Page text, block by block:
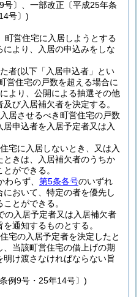
号〕、一部改正〔平成25年条
号〕)
町営住宅に入居しようとする
より、入居の申込みをしな
者(以下「入居申込者」とい
営住宅の戸数を超える場合に
より、公開による抽選その他
び入居補欠者を決定する。
居させるべき町営住宅の戸数
申込者を入居予定者又は入
宅に入居しないとき、又は入
ときは、入居補欠者のうちか
ができる。
らず、 第5条各号のいずれ
おいて、特定の者を優先し
とができる。
の入居予定者又は入居補欠者
通知するものとする。
宅の入居予定者を決定したと
当該町営住宅の借上げの期
け渡さなければならない旨
例9号・25年14号〕)